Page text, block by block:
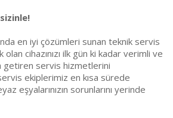
en iyi çözümleri sunan teknik servis
olan cihazınızı ilk gün ki kadar verimli ve
getiren servis hizmetlerini
ekiplerimiz en kısa sürede
eşyalarınızın sorunlarını yerinde